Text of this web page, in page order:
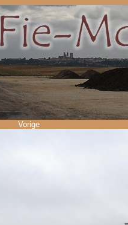
Vorige